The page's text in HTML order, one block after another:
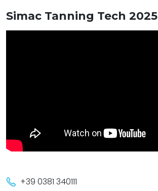
Simac Tanning Tech 2025
+39 0381 340111